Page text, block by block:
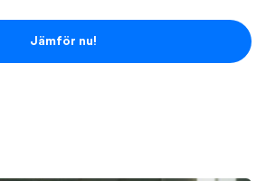
Jämför nu!